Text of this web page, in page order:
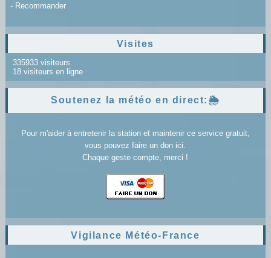
- Recommander
Visites
335933 visiteurs
18 visiteurs en ligne
Soutenez la météo en direct:🌦️
Pour m'aider à entretenir la station et maintenir ce service gratuit,
vous pouvez faire un don ici.
Chaque geste compte, merci !
Vigilance Météo-France